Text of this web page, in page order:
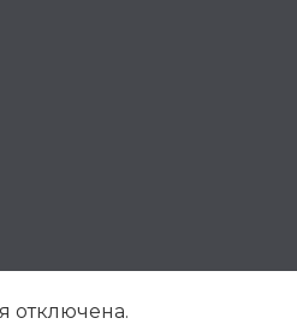
отключена.